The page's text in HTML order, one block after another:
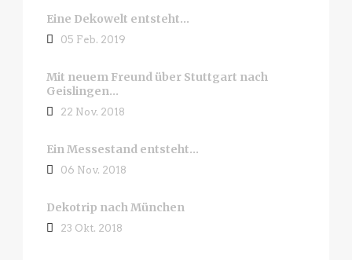
Eine Dekowelt entsteht…
05 Feb. 2019
Mit neuem Freund über Stuttgart nach
Geislingen…
22 Nov. 2018
Ein Messestand entsteht…
06 Nov. 2018
Dekotrip nach München
23 Okt. 2018